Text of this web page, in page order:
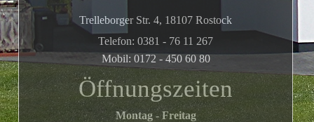
Trelleborger Str. 4, 18107 Rostock
Telefon: 0381 - 76 11 267
Mobil: 0172 - 450 60 80
Öffnungszeiten
Montag - Freitag